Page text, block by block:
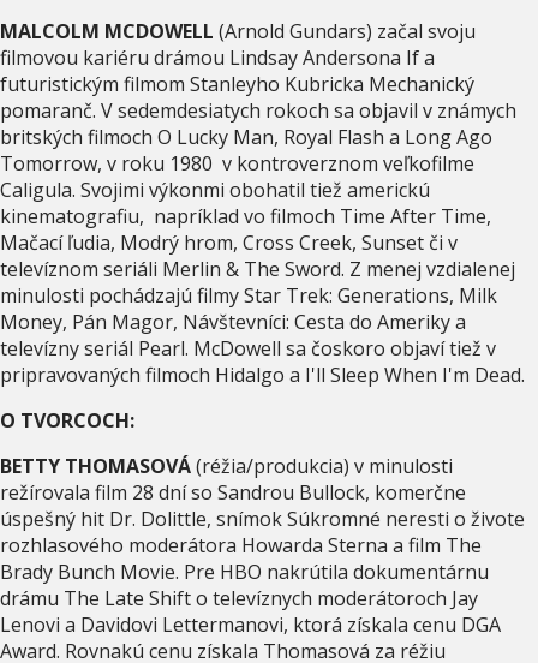
MALCOLM MCDOWELL (Arnold Gundars) začal svoju
filmovou kariéru drámou Lindsay Andersona If a
futuristickým filmom Stanleyho Kubricka Mechanický
pomaranč. V sedemdesiatych rokoch sa objavil v známych
britských filmoch O Lucky Man, Royal Flash a Long Ago
Tomorrow, v roku 1980 v kontroverznom veľkofilme
Caligula. Svojimi výkonmi obohatil tiež americkú
kinematografiu, napríklad vo filmoch Time After Time,
Mačací ľudia, Modrý hrom, Cross Creek, Sunset či v
televíznom seriáli Merlin & The Sword. Z menej vzdialenej
minulosti pochádzajú filmy Star Trek: Generations, Milk
Money, Pán Magor, Návštevníci: Cesta do Ameriky a
televízny seriál Pearl. McDowell sa čoskoro objaví tiež v
pripravovaných filmoch Hidalgo a I'll Sleep When I'm Dead.
O TVORCOCH:
BETTY THOMASOVÁ(réžia/produkcia) v minulosti
režírovala film 28 dní so Sandrou Bullock, komerčne
úspešný hit Dr. Dolittle, snímok Súkromné neresti o živote
rozhlasového moderátora Howarda Sterna a film The
Brady Bunch Movie. Pre HBO nakrútila dokumentárnu
drámu The Late Shift o televíznych moderátoroch Jay
Lenovi a Davidovi Lettermanovi, ktorá získala cenu DGA
Award. Rovnakú cenu získala Thomasová za réžiu